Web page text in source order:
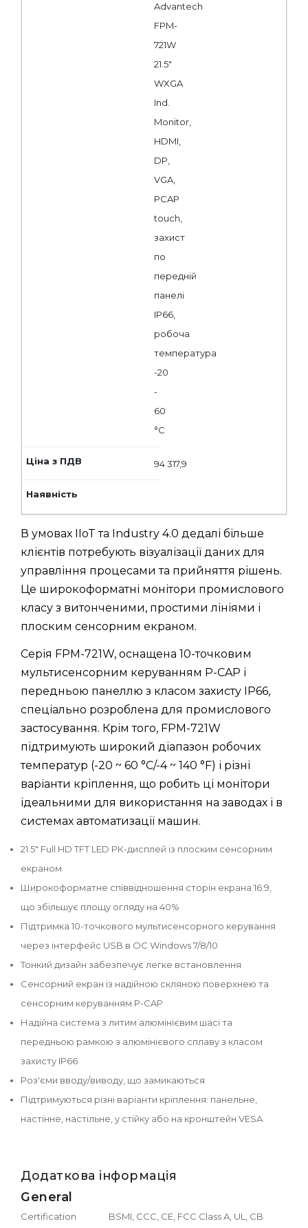
Advantech
FPM-
721W
21.5"
WXGA
Ind.
Monitor,
HDMI,
DP,
VGA,
PCAP
touch,
захист
по
передній
панелі
IP66,
робоча
температура
-20
-
60
°C
94 317,9
В умовах IIoT та Industry 4.0 дедалі більше
клієнтів потребують візуалізації даних для
управління процесами та прийняття рішень.
Це широкоформатні монітори промислового
класу з витонченими, простими лініями і
плоским сенсорним екраном.
Серія FPM-721W, оснащена 10-точковим
мультисенсорним керуванням P-CAP і
передньою панеллю з класом захисту IP66,
спеціально розроблена для промислового
застосування. Крім того, FPM-721W
підтримують широкий діапазон робочих
температур (-20 ~ 60 °C/-4 ~ 140 °F) і різні
варіанти кріплення, що робить ці монітори
ідеальними для використання на заводах і в
системах автоматизації машин.
21.5" Full HD TFT LED РК-дисплей із плоским сенсорним
екраном
Широкоформатне співвідношення сторін екрана 16:9,
що збільшує площу огляду на 40%
Підтримка 10-точкового мультисенсорного керування
через інтерфейс USB в ОС Windows 7/8/10
Тонкий дизайн забезпечує легке встановлення
Сенсорний екран із надійною скляною поверхнею та
сенсорним керуванням P-CAP
Надійна система з литим алюмінієвим шасі та
передньою рамкою з алюмінієвого сплаву з класом
захисту IP66
Роз'єми вводу/виводу, що замикаються
Підтримуються різні варіанти кріплення: панельне,
настінне, настільне, у стійку або на кронштейн VESA
Додаткова інформація
General
Certification BSMI, CCC, CE, FCC Class A, UL, CB